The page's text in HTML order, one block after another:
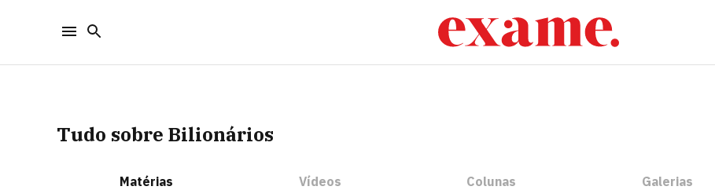
Tudo sobre Bilionários
Matérias Vídeos Colunas Galerias